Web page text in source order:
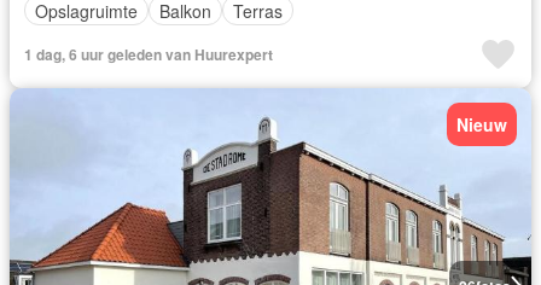
Opslagruimte
Balkon Terras
1 dag, 6 uur geleden van Huurexpert
Nieuw